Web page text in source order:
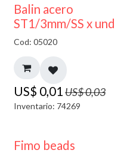
50% DESCUENTO
Balin acero
ST1/3mm/SS x und
Cod: 05020
US$ 0,01US$0,03
Inventario: 74269
Fimo beads